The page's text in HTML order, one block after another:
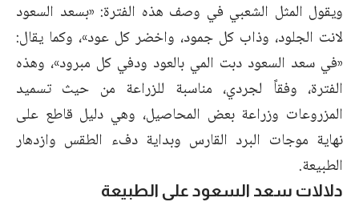
ويقول المثل الشعبي في وصف هذه الفترة: «بسعد السعود
لانت الجلود، وذاب كل جمود، واخضر كل عود»، وكما يقال:
«في سعد السعود دبت المي بالعود ودفي كل مبرود»، وهذه
الفترة، وفقاً لجردي، مناسبة للزراعة من حيث تسميد
المزروعات وزراعة بعض المحاصيل، وهي دليل قاطع على
نهاية موجات البرد القارس وبداية دفء الطقس وازدهار
الطبيعة.
دلالات سعد السعود على الطبيعة